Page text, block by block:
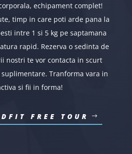
echipament complet!
timp in care poti arde pana la
intre 1 si 5 kg pe saptamana
rapid. Rezerva o sedinta de
nostri te vor contacta in scurt
Tranforma vara in
si fii in forma!
FREE TOUR